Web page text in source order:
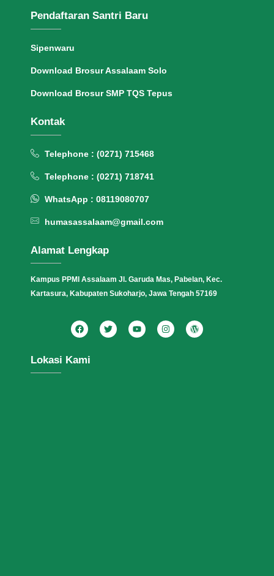
Pendaftaran Santri Baru
Sipenwaru
Download Brosur Assalaam Solo
Download Brosur SMP TQS Tepus
Kontak
Telephone : (0271) 715468
Telephone : (0271) 718741
WhatsApp : 08119080707
humasassalaam@gmail.com
Alamat Lengkap
Kampus PPMI Assalaam Jl. Garuda Mas, Pabelan, Kec.
Kartasura, Kabupaten Sukoharjo, Jawa Tengah 57169
Lokasi Kami